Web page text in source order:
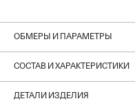
груша» из той же
ОБМЕРЫ И ПАРАМЕТРЫ
СОСТАВ И ХАРАКТЕРИСТИКИ
ДЕТАЛИ ИЗДЕЛИЯ